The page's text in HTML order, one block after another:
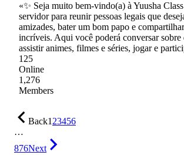
«✨ Seja muito bem-vindo(a) à Yuusha
servidor para reunir pessoas legais que
amizades, bater um bom papo e
incríveis. Aqui você poderá conversar sobre
assistir animes, filmes e séries, jogar e
125
Online
1,276
Members
Back123456
…
876Next